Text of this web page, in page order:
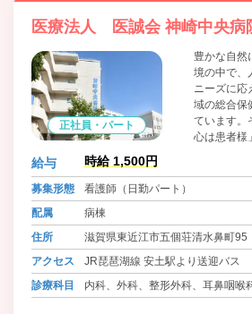
医療法人 医誠会 神崎中央病
正社員・パート
豊かな自然
境の中で、
ニーズに応
域の総合保
ています。
心は患者様
組んでいま
給与 時給 1,500円
募集形態
看護師（日勤パート）
配属
病棟
住所
滋賀県東近江市五個荘清水鼻町95
アクセス
JR琵琶湖線 安土駅より送迎バス
診療科目
内科、外科、整形外科、耳鼻咽喉